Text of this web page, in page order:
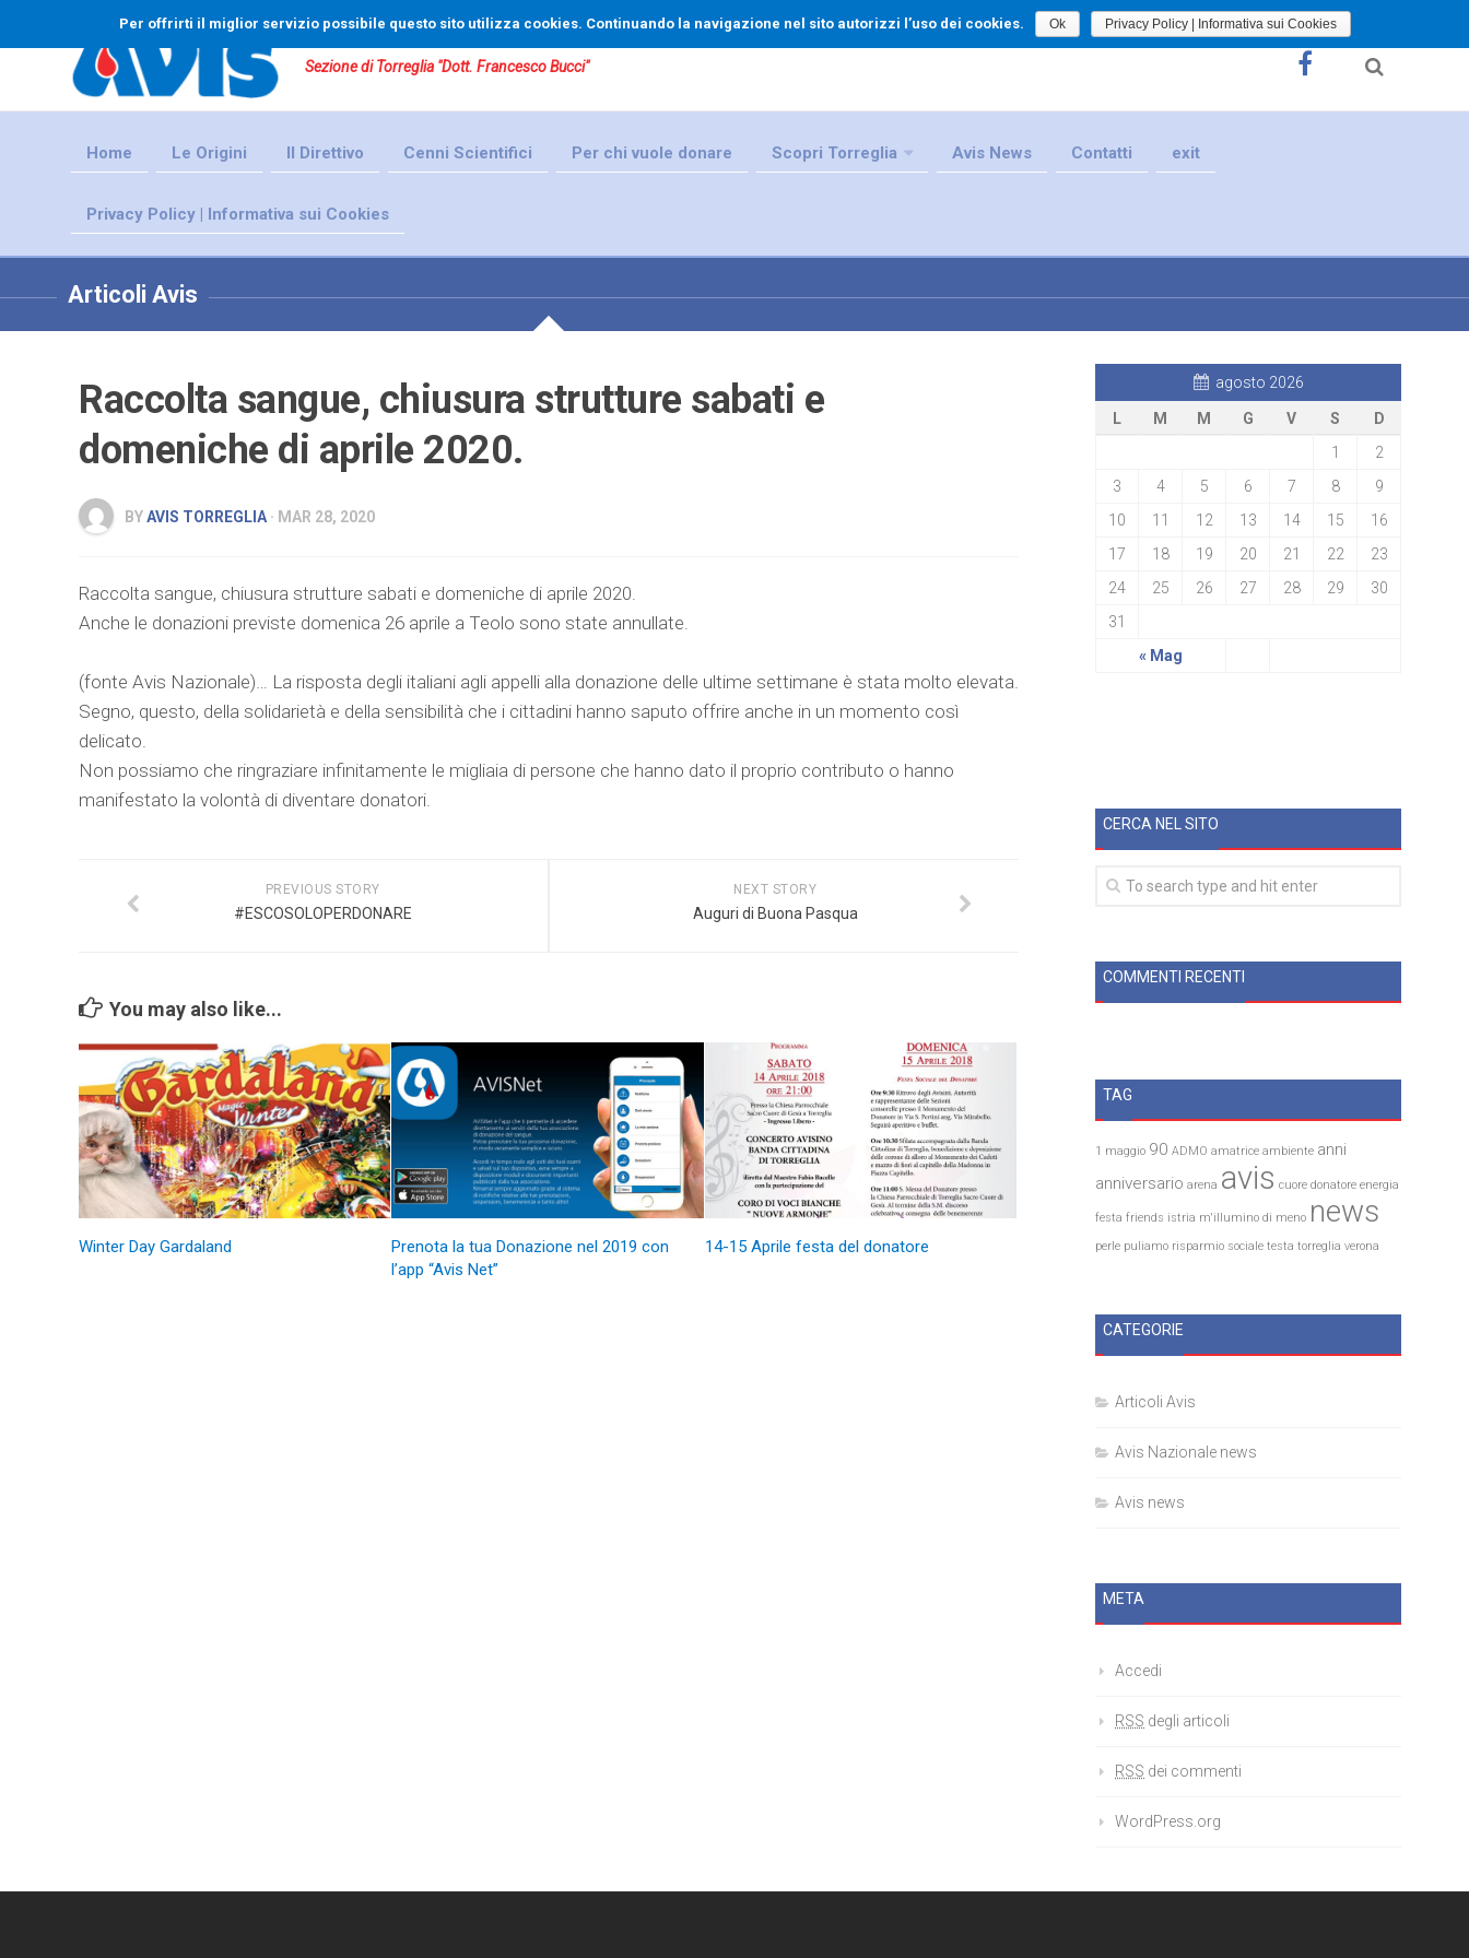
Sezione di Torreglia "Dott. Francesco Bucci"
Home Le Origini Il Direttivo Cenni Scientifici Per chi vuole donare Scopri Torreglia Avis News Contatti exit
Privacy Policy | Informativa sui Cookies
Articoli Avis
Raccolta sangue, chiusura strutture sabati e
domeniche di aprile 2020.
BYAVIS TORREGLIA · MAR 28, 2020
Raccolta sangue, chiusura strutture sabati e domeniche di aprile 2020.
Anche le donazioni previste domenica 26 aprile a Teolo sono state annullate.
(fonte Avis Nazionale)… La risposta degli italiani agli appelli alla donazione delle ultime settimane è stata molto elevata.
Segno, questo, della solidarietà e della sensibilità che i cittadini hanno saputo offrire anche in un momento così
delicato.
Non possiamo che ringraziare infinitamente le migliaia di persone che hanno dato il proprio contributo o hanno
manifestato la volontà di diventare donatori.
NEXT STORY
Auguri di Buona Pasqua
PREVIOUS STORY
#ESCOSOLOPERDONARE
You may also like...
Winter Day Gardaland
Prenota la tua Donazione nel 2019 con
l’app “Avis Net”
14-15 Aprile festa del donatore
agosto 2026
L M M G V S D
« Mag
1
2
3
4 5 6 7 8
9
10
11 12 13 14 15
16
17
18 19 20 21 22
23
24
25 26 27 28 29
30
31
CERCA NEL SITO
COMMENTI RECENTI
TAG
1 maggio 90 ADMO amatrice ambiente anni
anniversario arena avis cuore donatore energia
festa friends istria m'illumino di meno news
perle puliamo risparmio sociale testa torreglia verona
CATEGORIE
Articoli Avis
Avis Nazionale news
Avis news
META
Accedi
RSS degli articoli
RSS dei commenti
WordPress.org
Per offrirti il miglior servizio possibile questo sito utilizza cookies. Continuando la navigazione nel sito autorizzi l’uso dei cookies. Ok Privacy Policy | Informativa sui Cookies